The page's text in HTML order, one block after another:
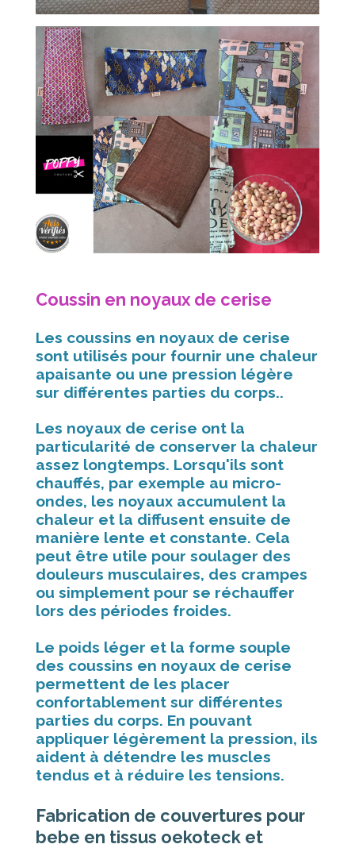
Coussin en noyaux de cerise
Les coussins en noyaux de cerise
sont utilisés pour fournir une chaleur
apaisante ou une pression légère
sur différentes parties du corps..
Les noyaux de cerise ont la
particularité de conserver la chaleur
assez longtemps. Lorsqu'ils sont
chauffés, par exemple au micro-
ondes, les noyaux accumulent la
chaleur et la diffusent ensuite de
manière lente et constante. Cela
peut être utile pour soulager des
douleurs musculaires, des crampes
ou simplement pour se réchauffer
lors des périodes froides.
Le poids léger et la forme souple
des coussins en noyaux de cerise
permettent de les placer
confortablement sur différentes
parties du corps. En pouvant
appliquer légèrement la pression, ils
aident à détendre les muscles
tendus et à réduire les tensions.
Fabrication de couvertures pour
bebe en tissus oekoteck et